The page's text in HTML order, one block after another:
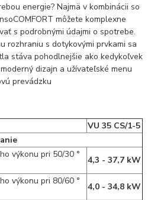
energie? Najmä v kombinácii so
môžete komplexne
s podrobnými údajmi o spotrebe.
rozhraniu s dotykovými prvkami sa
stáva pohodlnejšie ako kedykoľvek
dizajn a užívateľské menu
prevádzku
VU 35 CS/1-5
výkonu pri 50/30 °
4,3 - 37,7 kW
výkonu pri 80/60 °
4,0 - 34,8 kW